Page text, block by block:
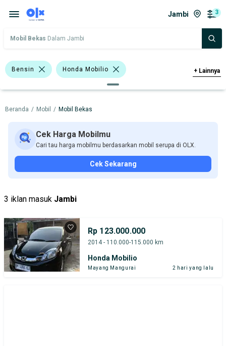
Jambi 3
Mobil Bekas Dalam Jambi
Bensin Honda Mobilio
Honda BR-V Chevrolet Honda
Harga Merek Dan Model
Tipe Bodi Tipe Membership
+ Lainnya
Beranda / Mobil / Mobil Bekas
Cek Harga Mobilmu
Cari tau harga mobilmu berdasarkan mobil serupa di OLX.
Cek Sekarang
3 iklan masuk Jambi
Rp 123.000.000
2014 - 110.000-115.000 km
Honda Mobilio
Mayang Mangurai 2 hari yang lalu